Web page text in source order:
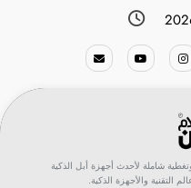
شاملة لأحدث أجهزة أبل الذكية
التقنية والأجهزة الذكية.